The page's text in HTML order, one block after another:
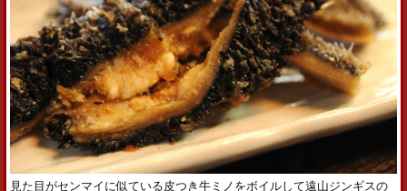
見た目がセンマイに似ている皮つき牛ミノをボイルして遠山ジンギスの